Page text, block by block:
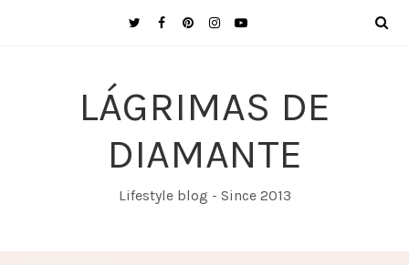
LÁGRIMAS DE
DIAMANTE
Lifestyle blog - Since 2013